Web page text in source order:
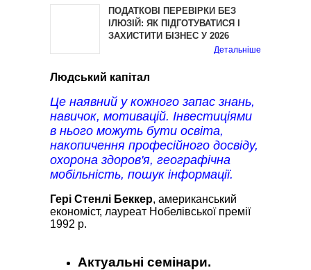
ПОДАТКОВІ ПЕРЕВІРКИ БЕЗ
ІЛЮЗІЙ: ЯК ПІДГОТУВАТИСЯ І
ЗАХИСТИТИ БІЗНЕС У 2026
Детальніше
Людський капітал
Це наявний у кожного запас знань,
навичок, мотивацій. Інвестиціями
в нього можуть бути освіта,
накопичення професійного досвіду,
охорона здоров'я, географічна
мобільність, пошук інформації.
Гері Стенлі Беккер, американський
економіст, лауреат Нобелівської премії
1992 р.
Актуальні семінари.